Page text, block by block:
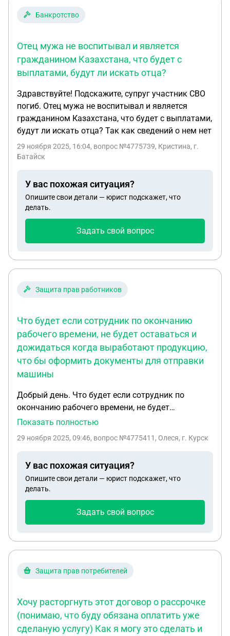
Банкротство
Отец мужа не воспитывал и является
гражданином Казахстана, что будет с
выплатами, будут ли искать отца?
Здравствуйте! Подскажите, супруг участник СВО
погиб. Отец мужа не воспитывал и является
гражданином Казахстана, что будет с выплатами,
будут ли искать отца? Так как сведений о нем нет
29 ноября 2025, 16:04, вопрос №4775739, Кристина, г.
Батайск
У вас похожая ситуация?
Опишите свои детали — юрист подскажет, что
делать.
Задать свой вопрос
Защита прав работников
Что будет если сотрудник по окончанию
рабочего времени, не будет оставаться и
дожидаться когда выработают продукцию,
что бы оформить документы для отправки
машины
Добрый день. Что будет если сотрудник по
окончанию рабочего времени, не будет
оставаться и дожидаться когда выработают
отправки машины. Уточню. Задержка связана с
программы, а в точности 1с.
Показать полностью
29 ноября 2025, 09:46, вопрос №4775411, Олеся, г. Курск
У вас похожая ситуация?
Опишите свои детали — юрист подскажет, что
делать.
Задать свой вопрос
Защита прав потребителей
Хочу расторгнуть этот договор о рассрочке
(понимаю, что буду обязана оплатить уже
сделаную услугу) Как я могу это сделать и